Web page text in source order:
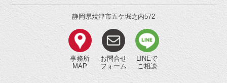
静岡県焼津市五ケ堀之内572
事務所
MAP
お問合せ
フォーム
LINEで
ご相談